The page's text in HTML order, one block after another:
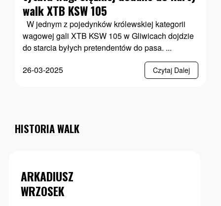
walk XTB KSW 105
W jednym z pojedynków królewskiej kategorii
wagowej gali XTB KSW 105 w Gliwicach dojdzie
do starcia byłych pretendentów do pasa. ...
26-03-2025
Czytaj Dalej
HISTORIA WALK
ARKADIUSZ
WRZOSEK